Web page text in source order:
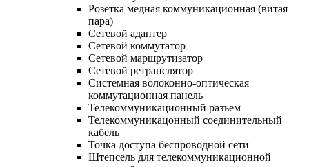
Розетка медная коммуникационная (витая
пара)
Сетевой адаптер
Сетевой коммутатор
Сетевой маршрутизатор
Сетевой ретранслятор
Системная волоконно-оптическая
коммутационная панель
Телекоммуникационный разъем
Телекоммуникацонный соединительный
кабель
Точка доступа беспроводной сети
Штепсель для телекоммуникационной